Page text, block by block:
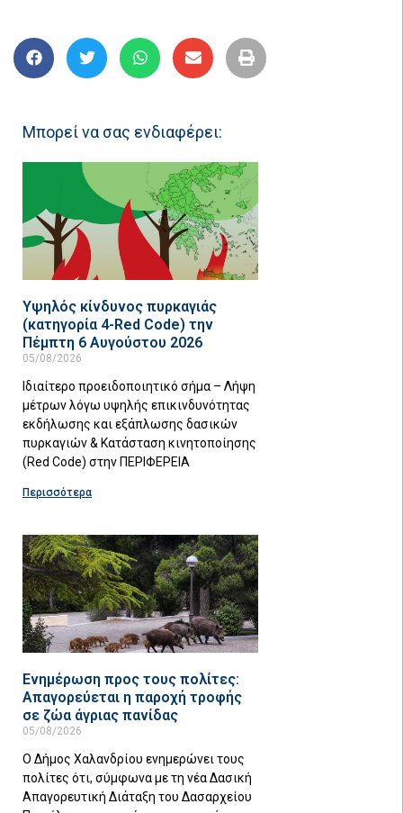
Μπορεί να σας ενδιαφέρει:
Υψηλός κίνδυνος πυρκαγιάς
(κατηγορία 4-Red Code) την
Πέμπτη 6 Αυγούστου 2026
05/08/2026
Ιδιαίτερο προειδοποιητικό σήμα – Λήψη
μέτρων λόγω υψηλής επικινδυνότητας
εκδήλωσης και εξάπλωσης δασικών
πυρκαγιών & Κατάσταση κινητοποίησης
(Red Code) στην ΠΕΡΙΦΕΡΕΙΑ
Περισσότερα
Ενημέρωση προς τους πολίτες:
Απαγορεύεται η παροχή τροφής
σε ζώα άγριας πανίδας
05/08/2026
Ο Δήμος Χαλανδρίου ενημερώνει τους
πολίτες ότι, σύμφωνα με τη νέα Δασική
Απαγορευτική Διάταξη του Δασαρχείου